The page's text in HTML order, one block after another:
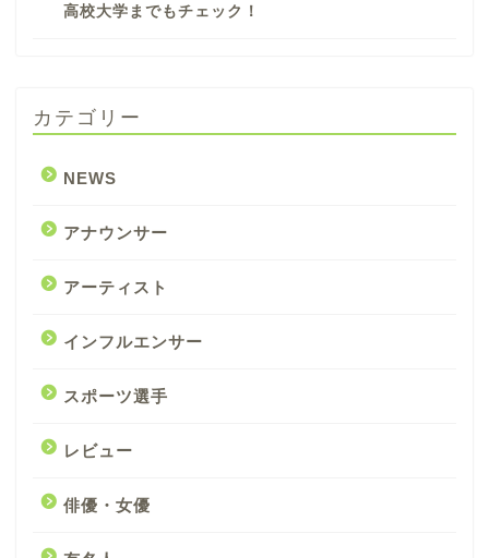
高校大学までもチェック！
カテゴリー
NEWS
アナウンサー
アーティスト
インフルエンサー
スポーツ選手
レビュー
俳優・女優